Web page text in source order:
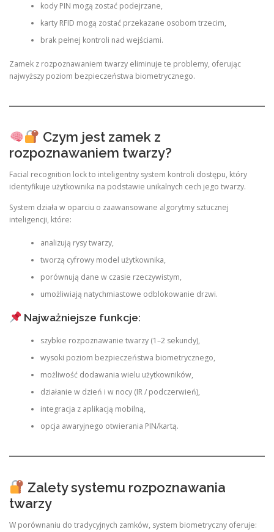
kody PIN mogą zostać podejrzane,
karty RFID mogą zostać przekazane osobom trzecim,
brak pełnej kontroli nad wejściami.
Zamek z rozpoznawaniem twarzy eliminuje te problemy, oferując
najwyższy poziom bezpieczeństwa biometrycznego.
Czym jest zamek z
rozpoznawaniem twarzy?
Facial recognition lock to inteligentny system kontroli dostępu, który
identyfikuje użytkownika na podstawie unikalnych cech jego twarzy.
System działa w oparciu o zaawansowane algorytmy sztucznej
inteligencji, które:
analizują rysy twarzy,
tworzą cyfrowy model użytkownika,
porównują dane w czasie rzeczywistym,
umożliwiają natychmiastowe odblokowanie drzwi.
Najważniejsze funkcje:
szybkie rozpoznawanie twarzy (1–2 sekundy),
wysoki poziom bezpieczeństwa biometrycznego,
możliwość dodawania wielu użytkowników,
działanie w dzień i w nocy (IR / podczerwień),
integracja z aplikacją mobilną,
opcja awaryjnego otwierania PIN/kartą.
Zalety systemu rozpoznawania
twarzy
W porównaniu do tradycyjnych zamków, system biometryczny oferuje: